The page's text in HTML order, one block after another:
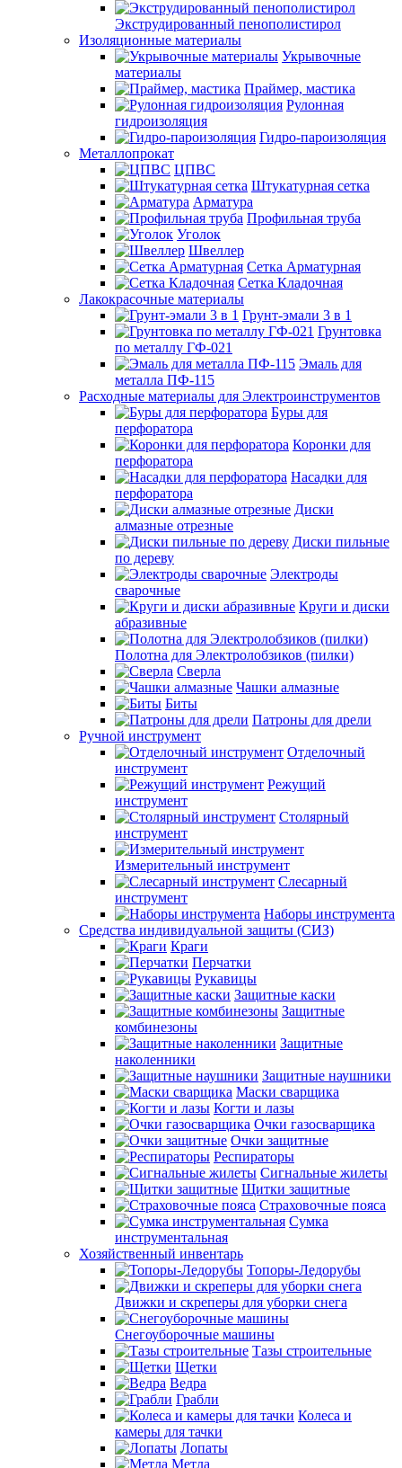
Экструдированный пенополистирол
Изоляционные материалы
Укрывочные
материалы
Праймер, мастика
Рулонная
гидроизоляция
Гидро-пароизоляция
Металлопрокат
ЦПВС
Штукатурная сетка
Арматура
Профильная труба
Уголок
Швеллер
Сетка Арматурная
Сетка Кладочная
Лакокрасочные материалы
Грунт-эмали 3 в 1
Грунтовка
по металлу ГФ-021
Эмаль для
металла ПФ-115
Расходные материалы для Электроинструментов
Буры для
перфоратора
Коронки для
перфоратора
Насадки для
перфоратора
Диски
алмазные отрезные
Диски пильные
по дереву
Электроды
сварочные
Круги и диски
абразивные
Полотна для Электролобзиков (пилки)
Сверла
Чашки алмазные
Биты
Патроны для дрели
Ручной инструмент
Отделочный
инструмент
Режущий
инструмент
Столярный
инструмент
Измерительный инструмент
Слесарный
инструмент
Наборы инструмента
Средства индивидуальной защиты (СИЗ)
Краги
Перчатки
Рукавицы
Защитные каски
Защитные
комбинезоны
Защитные
наколенники
Защитные наушники
Маски сварщика
Когти и лазы
Очки газосварщика
Очки защитные
Респираторы
Сигнальные жилеты
Щитки защитные
Страховочные пояса
Сумка
инструментальная
Хозяйственный инвентарь
Топоры-Ледорубы
Движки и скреперы для уборки снега
Снегоуборочные машины
Тазы строительные
Щетки
Ведра
Грабли
Колеса и
камеры для тачки
Лопаты
Метла